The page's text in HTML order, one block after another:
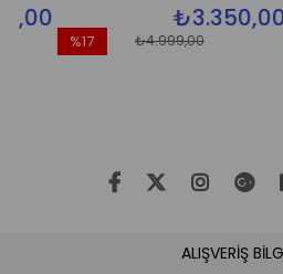
₺3.350,00
₺4.999,00
ALIŞVERİŞ